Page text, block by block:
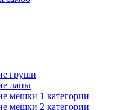
груши
лапы
мешки 1 категории
мешки 2 категории